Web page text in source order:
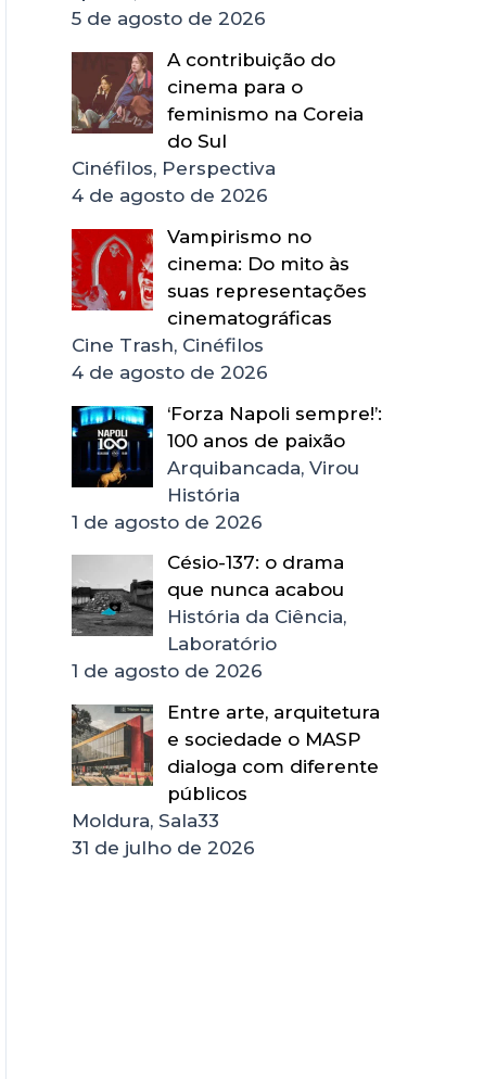
5 de agosto de 2026
A contribuição do
cinema para o
feminismo na Coreia
do Sul
Cinéfilos, Perspectiva
4 de agosto de 2026
Vampirismo no
cinema: Do mito às
suas representações
cinematográficas
Cine Trash, Cinéfilos
4 de agosto de 2026
‘Forza Napoli sempre!’:
100 anos de paixão
Arquibancada, Virou
História
1 de agosto de 2026
Césio-137: o drama
que nunca acabou
História da Ciência,
Laboratório
1 de agosto de 2026
Entre arte, arquitetura
e sociedade o MASP
dialoga com diferente
públicos
Moldura, Sala33
31 de julho de 2026